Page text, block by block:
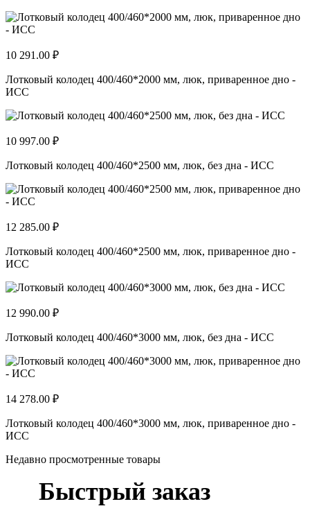
10 291.00 ₽
Лотковый колодец 400/460*2000 мм, люк, приваренное дно -
ИСС
10 997.00 ₽
Лотковый колодец 400/460*2500 мм, люк, без дна - ИСС
12 285.00 ₽
Лотковый колодец 400/460*2500 мм, люк, приваренное дно -
ИСС
12 990.00 ₽
Лотковый колодец 400/460*3000 мм, люк, без дна - ИСС
14 278.00 ₽
Лотковый колодец 400/460*3000 мм, люк, приваренное дно -
ИСС
Недавно просмотренные товары
Быстрый заказ